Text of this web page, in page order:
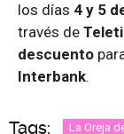
los días 4 y 5
través de
descuento
Interbank.
Tags: La Oreja